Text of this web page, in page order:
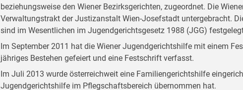
beziehungsweise den Wiener Bezirksgerichten, zugeordnet. Die
Verwaltungstrakt der Justizanstalt Wien-Josefstadt untergebracht.
sind im Wesentlichen im Jugendgerichtsgesetz 1988 (JGG)
Im September 2011 hat die Wiener Jugendgerichtshilfe mit einem
jähriges Bestehen gefeiert und eine Festschrift verfasst.
Im Juli 2013 wurde österreichweit eine Familiengerichtshilfe
Jugendgerichtshilfe im Pflegschaftsbereich übernommen hat.